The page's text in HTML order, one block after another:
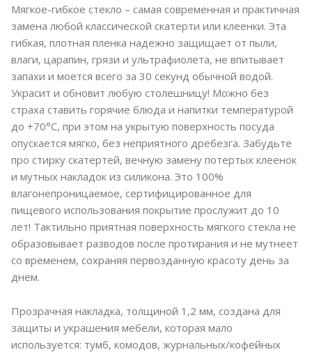
Мягкое-гибкое стекло – самая современная и практичная
замена любой классической скатерти или клеенки. Эта
гибкая, плотная пленка надежно защищает от пыли,
влаги, царапин, грязи и ультрафиолета, не впитывает
запахи и моется всего за 30 секунд обычной водой.
Украсит и обновит любую столешницу! Можно без
страха ставить горячие блюда и напитки температурой
до +70°C, при этом на укрытую поверхность посуда
опускается мягко, без неприятного дребезга. Забудьте
про стирку скатертей, вечную замену потертых клеенок
и мутных накладок из силикона. Это 100%
влагонепроницаемое, сертифицированное для
пищевого использования покрытие прослужит до 10
лет! Тактильно приятная поверхность мягкого стекла не
образовывает разводов после протирания и не мутнеет
со временем, сохраняя первозданную красоту день за
днем.
Прозрачная накладка, толщиной 1,2 мм, создана для
защиты и украшения мебели, которая мало
используется: тумб, комодов, журнальных/кофейных